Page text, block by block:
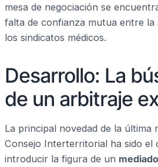
mesa de negociación se
falta de confianza mutua entre la
los sindicatos médicos.
Desarrollo: La
de un arbitraje
La principal novedad de la última
Consejo Interterritorial ha sido el
introducir la figura de un